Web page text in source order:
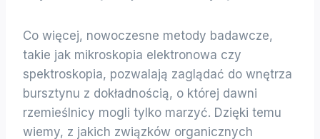
Co więcej, nowoczesne metody badawcze,
takie jak mikroskopia elektronowa czy
spektroskopia, pozwalają zaglądać do wnętrza
bursztynu z dokładnością, o której dawni
rzemieślnicy mogli tylko marzyć. Dzięki temu
wiemy, z jakich związków organicznych